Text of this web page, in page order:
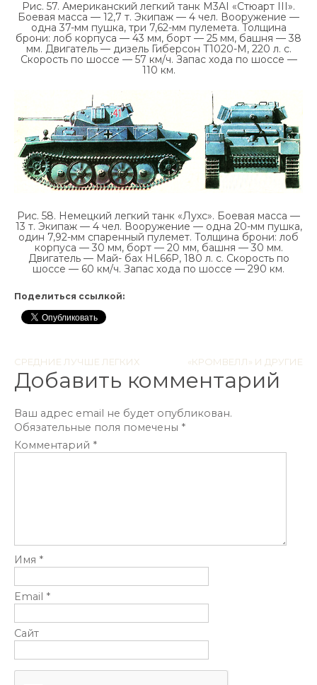
Рис. 57. Американский легкий танк M3AI «Стюарт III».
Боевая масса — 12,7 т. Экипаж — 4 чел. Вооружение —
одна 37-мм пушка, три 7,62-мм пулемета. Толщина
брони: лоб корпуса — 43 мм, борт — 25 мм, башня — 38
мм. Двигатель — дизель Гиберсон Т1020-М, 220 л. с.
Скорость по шоссе — 57 км/ч. Запас хода по шоссе —
110 км.
Рис. 58. Немецкий легкий танк «Лухс». Боевая масса —
13 т. Экипаж — 4 чел. Вооружение — одна 20-мм пушка,
один 7,92-мм спаренный пулемет. Толщина брони: лоб
корпуса — 30 мм, борт — 20 мм, башня — 30 мм.
Двигатель — Май- бах HL66P, 180 л. с. Скорость по
шоссе — 60 км/ч. Запас хода по шоссе — 290 км.
Поделиться ссылкой:
Навигация
по
записям
СРЕДНИЕ ЛУЧШЕ ЛЕГКИХ «КРОМВЕЛЛ» И ДРУГИЕ
Добавить комментарий
Ваш адрес email не будет опубликован.
Обязательные поля помечены *
Комментарий *
Имя *
Email *
Сайт